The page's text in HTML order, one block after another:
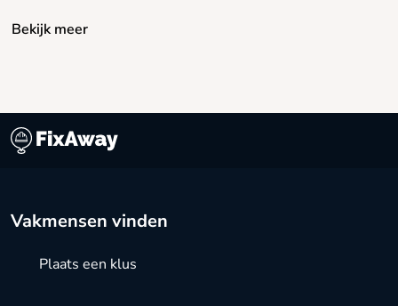
Bekijk meer
Vakmensen vinden
Plaats een klus